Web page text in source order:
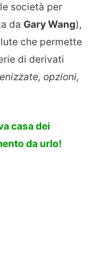
società per
da Gary Wang),
che permette
di derivati
opzioni,
casa dei
da urlo!